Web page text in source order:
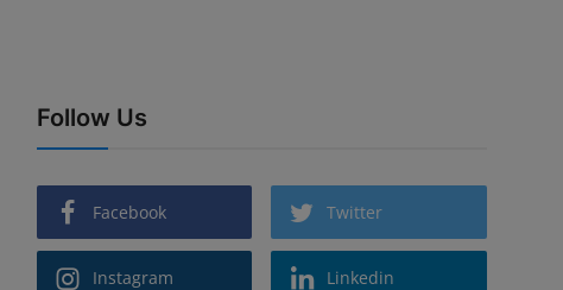
Follow Us
Facebook Twitter
Instagram Linkedin